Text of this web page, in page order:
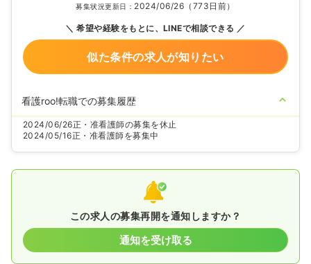
募集状況更新日： 2024/06/26（773日前）
希望や経験をもとに、LINEで相談できる
似た条件の求人が知りたい
看護roo!転職での募集履歴
2024/06/26正・准看護師の募集を休止
2024/05/16正・准看護師を募集中
この求人の募集再開を通知しますか？
通知を受け取る